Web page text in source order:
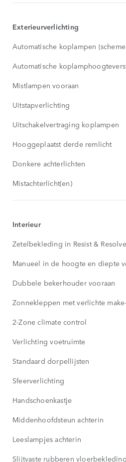
MORE
Exterieurverlichting
Automatische koplampen
Automatische
Mistlampen vooraan
Uitstapverlichting
Uitschakelvertraging koplampen
Hooggeplaatst derde remlicht
Donkere achterlichten
Mistachterlicht(en)
Interieur
Zetelbekleding in Resist & Resolve
Manueel in de hoogte en diepte
Dubbele bekerhouder vooraan
Zonnekleppen met verlichte
2-Zone climate control
Verlichting voetruimte
Standaard dorpellijsten
Sfeerverlichting
Handschoenkastje
Middenhoofdsteun achterin
Leeslampjes achterin
Slijtvaste rubberen vloerbekleding